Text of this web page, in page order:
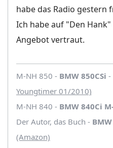
habe das Radio gestern
Ich habe auf "Den
Angebot vertraut.
M-NH 850 - BMW 850CSi -
Youngtimer 01/2010)
M-NH 840 - BMW 840Ci
Der Autor, das Buch -
(Amazon)